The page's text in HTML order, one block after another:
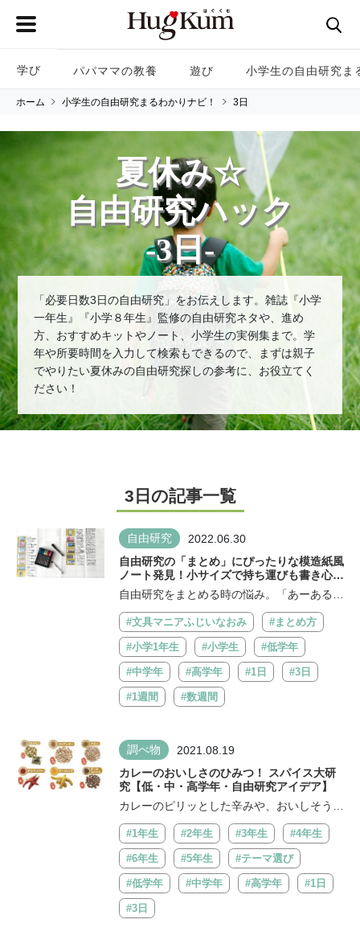
学び パパママの教養 遊び 小学生の自由研究ま
ホーム 小学生の自由研究まるわかりナビ！ 3日
夏休み☆
自由研究ハック
-3日-
「必要日数3日の自由研究」をお伝えします。雑誌『小学
一年生』『小学８年生』監修の自由研究ネタや、進め
方、おすすめキットやノート、小学生の実例集まで。学
年や所要時間を入力して検索もできるので、まずは親子
でやりたい夏休みの自由研究探しの参考に、お役立てく
ださい！
3日の記事一覧
自由研究 2022.06.30
自由研究の「まとめ」にぴったりな模造紙風
ノート発見！小サイズで持ち運びも書き心地
もいい♡
自由研究をまとめる時の悩み。「あーあるあ
る」を解決したい！ 自由研究はただ実験...
#文具マニアふじいなおみ
#まとめ方
#小学1年生 #小学生 #低学年
#中学年 #高学年 #1日 #3日
#1週間 #数週間
調べ物 2021.08.19
カレーのおいしさのひみつ！ スパイス大研
究【低・中・高学年・自由研究アイデア】
カレーのピリッとした辛みや、おいしそうな
香りは スパイスが入っているから。で...
#1年生
#2年生 #3年生 #4年生
#6年生 #5年生 #テーマ選び
#低学年 #中学年 #高学年 #1日
#3日